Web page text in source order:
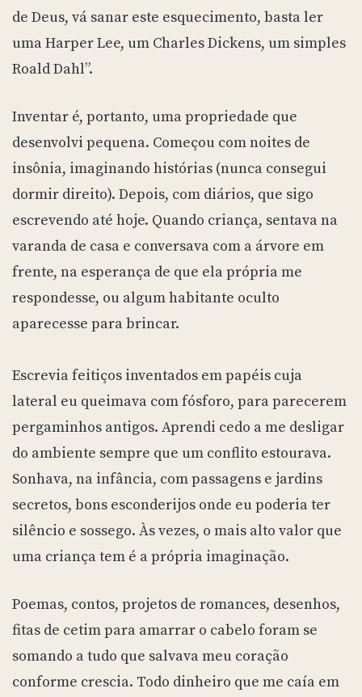
de Deus, vá sanar este esquecimento, basta ler
uma Harper Lee, um Charles Dickens, um simples
Roald Dahl”.
Inventar é, portanto, uma propriedade que
desenvolvi pequena. Começou com noites de
insônia, imaginando histórias (nunca consegui
dormir direito). Depois, com diários, que sigo
escrevendo até hoje. Quando criança, sentava na
varanda de casa e conversava com a árvore em
frente, na esperança de que ela própria me
respondesse, ou algum habitante oculto
aparecesse para brincar.
Escrevia feitiços inventados em papéis cuja
lateral eu queimava com fósforo, para parecerem
pergaminhos antigos. Aprendi cedo a me desligar
do ambiente sempre que um conflito estourava.
Sonhava, na infância, com passagens e jardins
secretos, bons esconderijos onde eu poderia ter
silêncio e sossego. Às vezes, o mais alto valor que
uma criança tem é a própria imaginação.
Poemas, contos, projetos de romances, desenhos,
fitas de cetim para amarrar o cabelo foram se
somando a tudo que salvava meu coração
conforme crescia. Todo dinheiro que me caía em